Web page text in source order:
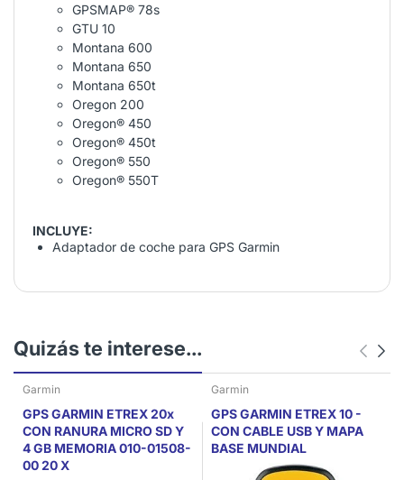
GPSMAP® 78s
GTU 10
Montana 600
Montana 650
Montana 650t
Oregon 200
Oregon® 450
Oregon® 450t
Oregon® 550
Oregon® 550T
INCLUYE:
Adaptador de coche para GPS Garmin
Quizás te interese...
Garmin
GPS GARMIN ETREX 20x
CON RANURA MICRO SD Y
4 GB MEMORIA 010-01508-
00 20 X
Garmin
GPS GARMIN ETREX 10 -
CON CABLE USB Y MAPA
BASE MUNDIAL